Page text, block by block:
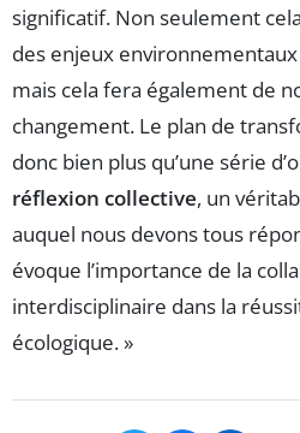
significatif. Non seulement
des enjeux
mais cela fera également de
changement. Le plan de
donc bien plus qu’une série
réflexion collective, un
auquel nous devons tous
évoque l’importance de la
interdisciplinaire dans la
écologique. »